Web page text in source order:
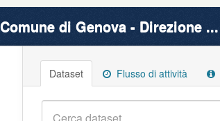
Comune di Genova - Direzione ...
Dataset Flusso di attività